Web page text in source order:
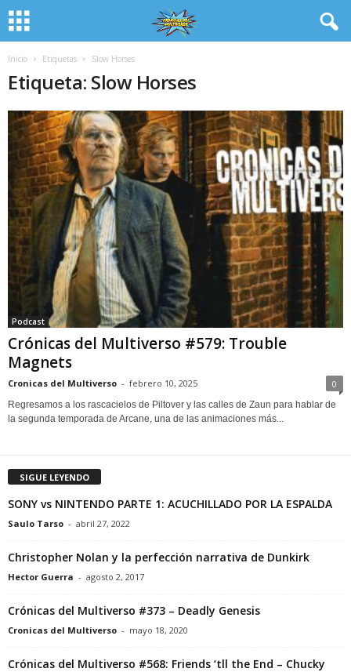
Inicio Etiquetas Slow Horses
Etiqueta: Slow Horses
Podcast
Crónicas del Multiverso #579: Trouble
Magnets
Cronicas del Multiverso - febrero 10, 2025 0
Regresamos a los rascacielos de Piltover y las calles de Zaun para hablar de
la segunda temporada de Arcane, una de las animaciones más...
SIGUE LEYENDO
SONY vs NINTENDO PARTE 1: ACUCHILLADO POR LA ESPALDA
Saulo Tarso - abril 27, 2022
Christopher Nolan y la perfección narrativa de Dunkirk
Hector Guerra - agosto 2, 2017
Crónicas del Multiverso #373 – Deadly Genesis
Cronicas del Multiverso - mayo 18, 2020
Crónicas del Multiverso #568: Friends ‘tll the End – Chucky